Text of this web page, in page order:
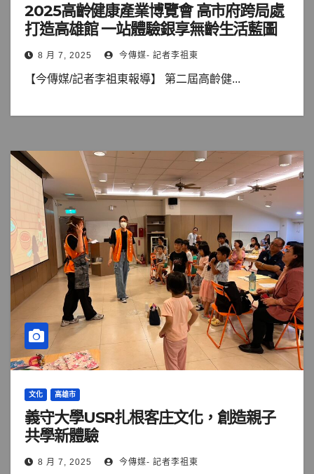
2025高齡健康產業博覽會 高市府跨局處
打造高雄館 一站體驗銀享無齡生活藍圖
8 月 7, 2025 今傳媒- 記者李祖東
【今傳媒/記者李祖東報導】 第二屆高齡健...
文化 高雄市
義守大學USR扎根客庄文化，創造親子
共學新體驗
8 月 7, 2025 今傳媒- 記者李祖東